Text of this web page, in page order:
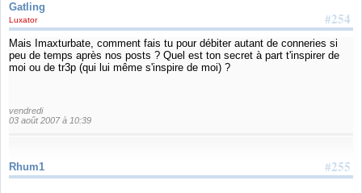
Gatling
#254
Luxator
Mais Imaxturbate, comment fais tu pour débiter autant de conneries si
peu de temps après nos posts ? Quel est ton secret à part t'inspirer de
moi ou de tr3p (qui lui même s'inspire de moi) ?
vendredi
03 août 2007 à 10:39
#255
Rhum1